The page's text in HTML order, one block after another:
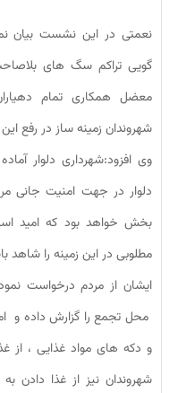
نعمتی در این نشست بیان
گویی تراکم سگ های
معضل همکاری تمام
شهروندان زمینه ساز در رفع
وی افزود:شهرداری دلوار
دلوار در جهت امنیت جانی
بخش خواهد بود که امید
مطلوبی در این زمینه‌‌ را شاهد
ایشان از مردم درخواست
محل تجمع را گزارش داده و
و دکه های مواد غذایی ، از
شهروندان نیز از غذا دادن